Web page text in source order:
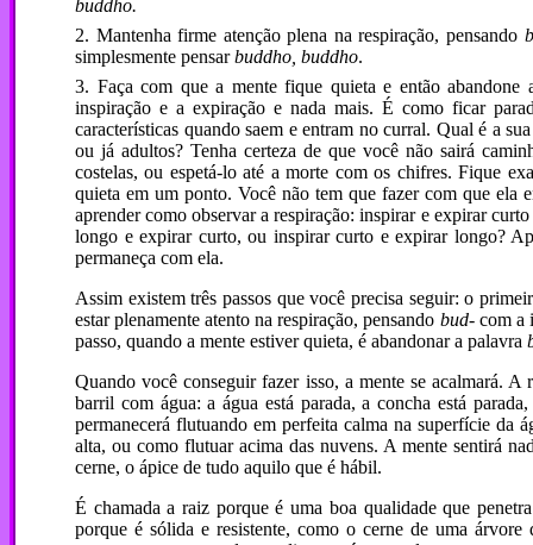
buddho.
2. Mantenha firme atenção plena na respiração, pensando
simplesmente pensarbuddho, buddho.
3. Faça com que a mente fique quieta e então abandone
inspiração e a expiração e nada mais. É como ficar
características quando saem e entram no curral. Qual é a
ou já adultos? Tenha certeza de que você não sairá
costelas, ou espetá-lo até a morte com os chifres. Fique
quieta em um ponto. Você não tem que fazer com que ela
aprender como observar a respiração: inspirar e expirar
longo e expirar curto, ou inspirar curto e expirar longo?
permaneça com ela.
Assim existem três passos que você precisa seguir: o
estar plenamente atento na respiração, pensando bud-com a
passo, quando a mente estiver quieta, é abandonar a palavra
Quando você conseguir fazer isso, a mente se acalmará.
barril com água: a água está parada, a concha está
permanecerá flutuando em perfeita calma na superfície da
alta, ou como flutuar acima das nuvens. A mente sentirá
cerne, o ápice de tudo aquilo que é hábil.
É chamada a raiz porque é uma boa qualidade que
porque é sólida e resistente, como o cerne de uma